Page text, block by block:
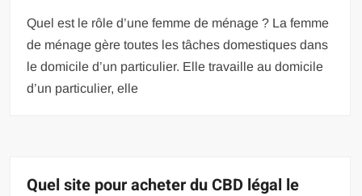
Quel est le rôle d’une femme de ménage ? La femme
de ménage gère toutes les tâches domestiques dans
le domicile d’un particulier. Elle travaille au domicile
d’un particulier, elle
Quel site pour acheter du CBD légal le